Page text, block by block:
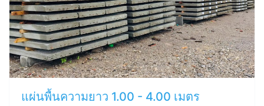
แผ่นพื้นความยาว 1.00 - 4.00 เมตร